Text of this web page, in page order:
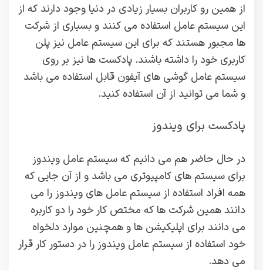
از همین رو کاربران بسیار زیادی در دنیا وجود دارند که از
این سیستم عامل استفاده می کنند و بسیاری از شرکت‌
ها مجبور هستند که برای این سیستم عامل نیز پلن
کاربری خود را داشته باشند. پادکست ها نیز بر روی
سیستم عامل گوشی های آیفون قابل استفاده می باشد
و شما می توانید از آن استفاده کنید.
پادکست برای ویندوز
در حال حاضر هم می دانیم که سیستم عامل ویندوز
برای سیستم های کامپیوتری می باشد و از آن جایی که
همه افراد استفاده از سیستم عامل های ویندوز را می
دانند همین شرکت ها که مختص کار خود را دو کاربره
می دانند برای اپلیکیشن ها و همچنین موارد دلخواه
خود استفاده از سیستم عامل ویندوز را در دستور کار قرار
می دهد.